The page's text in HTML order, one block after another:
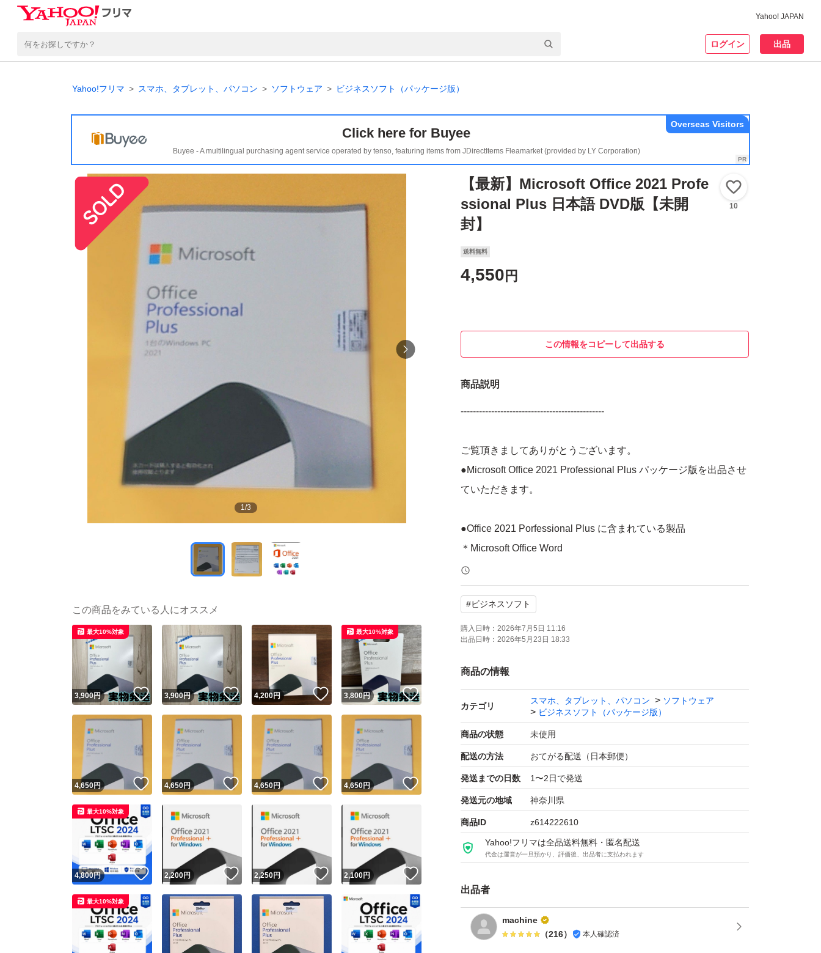
Yahoo! JAPAN
ログイン 出品
Yahoo!フリマ スマホ、タブレット、パソコン ソフトウェア ビジネスソフト（パッケージ版）
Click here for Buyee
Buyee - A multilingual purchasing agent service operated by tenso, featuring items from JDirectItems Fleamarket (provided by LY Corporation)
Overseas Visitors
1/3
【最新】Microsoft Office 2021 Profe
ssional Plus 日本語 DVD版【未開
封】
10
送料無料
4,550 円
この情報をコピーして出品する
商品説明
-----------------------------------------------
ご覧頂きましてありがとうございます。
●Microsoft Office 2021 Professional Plus パッケージ版を出品させ
ていただきます。
●Office 2021 Porfessional Plus に含まれている製品
＊Microsoft Office Word
＊Microsoft Office Excel
＊Microsoft Office PowerPoint
＊Microsoft Office Outlook
＊Microsoft Office One Note
＊Microsoft Office Access
＊Microsoft Office Publisher
●Microsoft アカウント公式ページ
https://setup.office.com/?ms.officeurl=setup
ダウンロードするため、マイクロソフトアカウントが必要です.
32bit/64bitに対応でOS Windows10以降でご利用頂けます。
インストール、認証取得後、自分のマイクロソフトアカウントを
利用してタブレットや
スマートフォン、アイフォン等との連携する事も可能です。
ください。
#ビジネスソフト
購入日時： 2026年7月5日 11:16
出品日時： 2026年5月23日 18:33
商品の情報
カテゴリ
スマホ、タブレット、パソコン
ソフトウェア
ビジネスソフト（パッケージ版）
商品の状態 未使用
配送の方法 おてがる配送（日本郵便）
発送までの日数 1〜2日で発送
発送元の地域 神奈川県
商品ID z614222610
Yahoo!フリマは全品送料無料・匿名配送
代金は運営が一旦預かり、評価後、出品者に支払われます
出品者
machine
（216） 本人確認済
この商品をみている人にオススメ
3,900円 いいね！
最大10%対象
3,900円 いいね！
4,200円 いいね！
3,800円 いいね！
最大10%対象
4,650円 いいね！
4,650円 いいね！
4,650円 いいね！
4,650円
4,800円 いいね！
最大10%対象
2,200円 いいね！
2,250円 いいね！
2,100円
最大10%対象